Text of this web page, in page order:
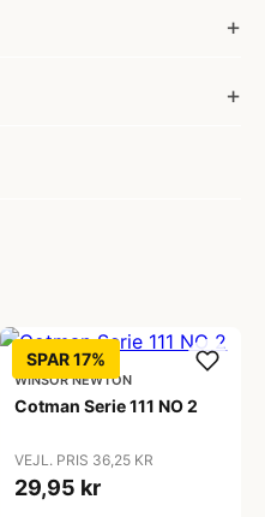
SPAR 17%
WINSOR NEWTON
Cotman Serie 111 NO 2
VEJL. PRIS 36,25 KR
29,95 kr